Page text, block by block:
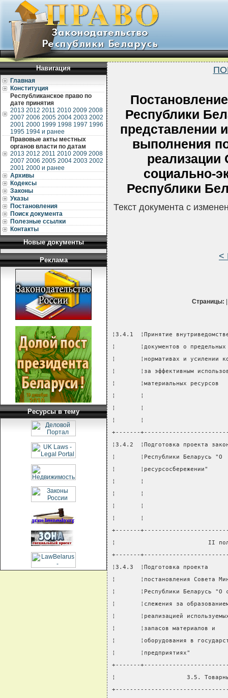
Навигация
Главная
Конституция
Республиканское право по
дате принятия
2013 2012 2011 2010 2009 2008
2007 2006 2005 2004 2003 2002
2001 2000 1999 1998 1997 1996
1995 1994 и ранее
Правовые акты местных
органов власти по датам
2013 2012 2011 2010 2009 2008
2007 2006 2005 2004 2003 2002
2001 2000 и ранее
Архивы
Кодексы
Законы
Указы
Постановления
Поиск документа
Полезные ссылки
Контакты
Новые документы
Реклама
Ресурсы в тему
Республики
представлении
выполнения
социально-
Республики
Текст документа с
<
Страницы:
¦3.4.1  ¦Принятие
¦       ¦документов о
¦       ¦нормативах и усилении
¦       ¦за эффективным
¦       ¦материальных
¦       ¦
¦       ¦
¦       ¦
+-------
¦3.4.2  ¦Подготовка проекта
¦       ¦Республики
¦       ¦ресурсосбережении"
¦       ¦
¦       ¦
¦       ¦
¦       ¦
+-------
¦                          II
+-------
¦3.4.3  ¦Подготовка проекта
¦       ¦постановления Совета
¦       ¦Республики Беларусь
¦       ¦слежения за
¦       ¦реализацией
¦       ¦запасов
¦       ¦оборудования в
¦       ¦предприятиях"
+-------
¦                    3.5.